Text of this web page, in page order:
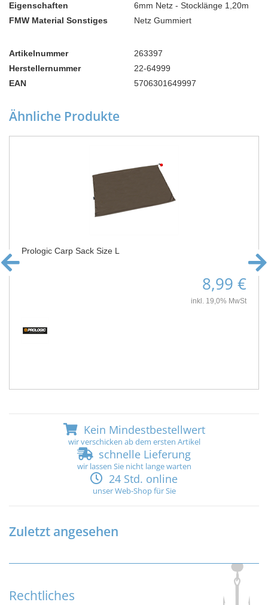
Eigenschaften
6mm Netz - Stocklänge 1,20m
FMW Material Sonstiges
Netz Gummiert
Artikelnummer
263397
Herstellernummer
22-64999
EAN
5706301649997
Ähnliche Produkte
Prologic Carp Sack Size L
8,99 €
inkl. 19,0% MwSt
Kein Mindestbestellwert
wir verschicken ab dem ersten Artikel
schnelle Lieferung
wir lassen Sie nicht lange warten
24 Std. online
unser Web-Shop für Sie
Zuletzt angesehen
Rechtliches